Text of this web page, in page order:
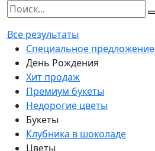
Все результаты
Специальное предложение
День Рождения
Хит продаж
Премиум букеты
Недорогие цветы
Букеты
Клубника в шоколаде
Цветы